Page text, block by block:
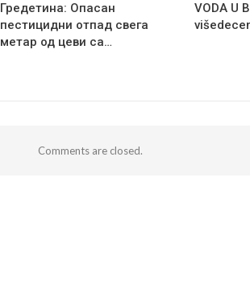
Гредетина: Опасан
пестицидни отпад свега
метар од цеви са…
VODA U
Comments are closed.